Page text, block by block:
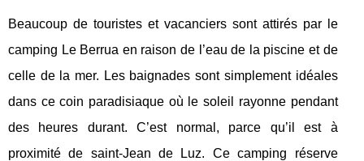
Beaucoup de touristes et vacanciers sont attirés par le
camping Le Berrua en raison de l’eau de la piscine et de
celle de la mer. Les baignades sont simplement idéales
dans ce coin paradisiaque où le soleil rayonne pendant
des heures durant. C’est normal, parce qu’il est à
proximité de saint-Jean de Luz. Ce camping réserve